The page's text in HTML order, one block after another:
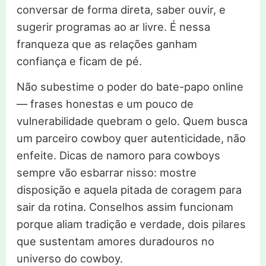
conversar de forma direta, saber ouvir, e
sugerir programas ao ar livre. É nessa
franqueza que as relações ganham
confiança e ficam de pé.
Não subestime o poder do bate-papo online
— frases honestas e um pouco de
vulnerabilidade quebram o gelo. Quem busca
um parceiro cowboy quer autenticidade, não
enfeite. Dicas de namoro para cowboys
sempre vão esbarrar nisso: mostre
disposição e aquela pitada de coragem para
sair da rotina. Conselhos assim funcionam
porque aliam tradição e verdade, dois pilares
que sustentam amores duradouros no
universo do cowboy.